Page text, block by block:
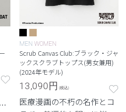
MEN WOMEN
Scrub Canvas Club:ブラック・ジャ
ックスクラブトップス(男女兼用)
(2024年モデル)
13,090円 (税込)
医療漫画の不朽の名作とコ